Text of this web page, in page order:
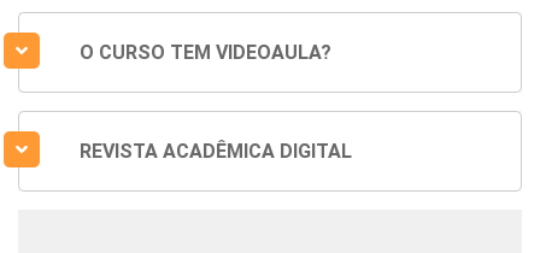
O CURSO TEM VIDEOAULA?
REVISTA ACADÊMICA DIGITAL